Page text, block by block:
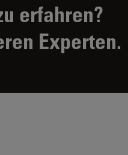
erfahren?
Experten.